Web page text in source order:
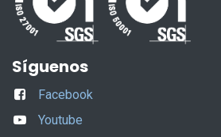
Síguenos
Facebook
Youtube